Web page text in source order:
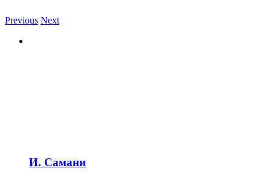
Previous Next
И. Самани